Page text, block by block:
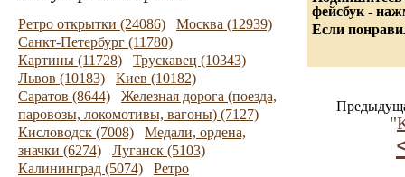
Ретро открытки (24086)
Москва (12939)
Санкт-Петербург (11780)
Картины (11728)
Трускавец (10343)
Львов (10183)
Киев (10182)
Саратов (8644)
Железная дорога (поезда,
паровозы, локомотивы, вагоны) (7127)
Кисловодск (7008)
Медали, ордена,
значки (6274)
Луганск (5103)
Калининград (5074)
Ретро
фейсбук -
Если
"